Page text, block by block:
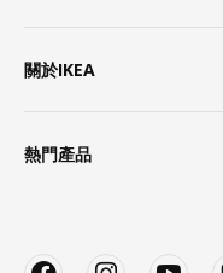
關於IKEA
熱門產品